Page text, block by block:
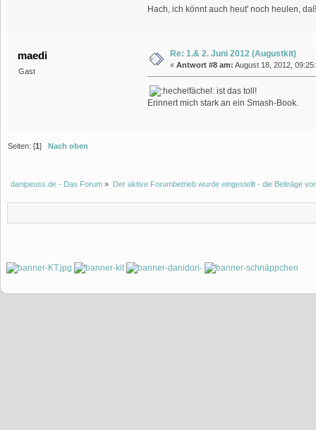
Hach, ich könnt auch heut' noch heulen,
maedi
Gast
Re: 1.& 2. Juni 2012 (Augustkit)
« Antwort #8 am: August 18, 2012,
ist das toll!
Erinnert mich stark an ein Smash-Book.
Seiten: [1] Nach oben
danipeuss.de - Das Forum » Der aktive Forumbetrieb wurde eingestellt - die Beiträge